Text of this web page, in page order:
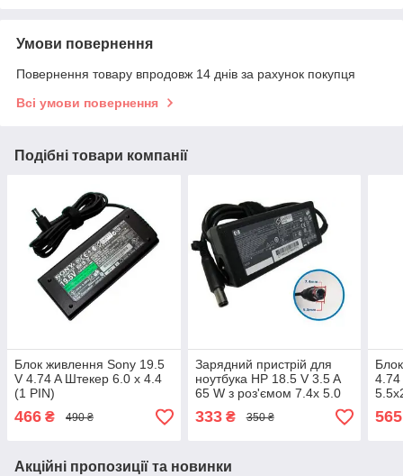
Умови повернення
Повернення товару впродовж 14 днів за рахунок покупця
Всі умови повернення
Подібні товари компанії
Блок живлення Sony 19.5
V 4.74 A Штекер 6.0 x 4.4
(1 PIN)
466 ₴ 490 ₴
Зарядний пристрій для
ноутбука HP 18.5 V 3.5 A
65 W з роз'ємом 7.4х 5.0
333₴ 350 ₴
4.74
565
Акційні пропозиції та новинки